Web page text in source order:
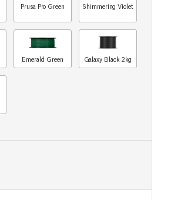
Prusa Pro Green Shimmering Violet
Emerald Green Galaxy Black 2kg